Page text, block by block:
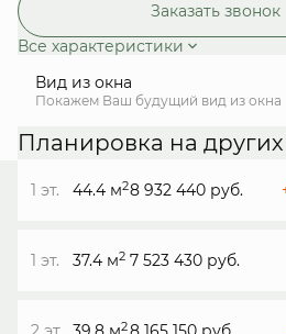
Заказать звонок
Все характеристики
Вид из окна
Покажем Ваш будущий вид из окна
Планировка на других
1 эт. 44.4 м28 932 440 руб.
1 эт. 37.4 м2 7 523 430 руб.
2